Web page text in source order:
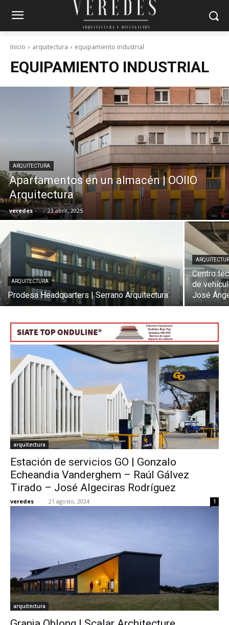
Inicio arquitectura equipamiento industrial
EQUIPAMIENTO INDUSTRIAL
ARQUITECTURA
Apartamentos en un almacén | OOIIO
Arquitectura
veredes - 23 abril, 2025
ARQUITECTURA
Prodesa Headquarters | Serrano Arquitectura
Centro
de
José
arquitectura
Estación de servicios GO | Gonzalo
Echeandia Vanderghem – Raúl Gálvez
Tirado – José Algeciras Rodríguez
veredes - 21 agosto, 2024 1
arquitectura